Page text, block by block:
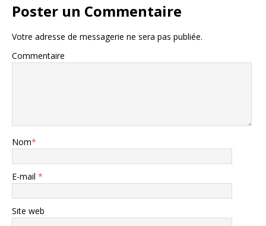
Poster un Commentaire
Votre adresse de messagerie ne sera pas publiée.
Commentaire
Nom*
E-mail *
Site web